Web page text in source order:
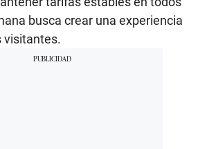
busca crear una experiencia
visitantes.